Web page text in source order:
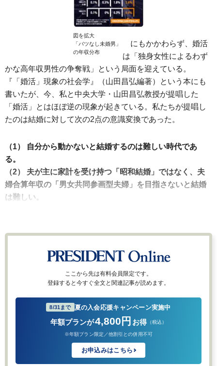
図を拡大
「バツなし未婚男」
の年収分布
にもかかわらず、婚活
は「独身女性によるわず
かな高年収男性の争奪戦」という局面を迎えている。
『「婚活」現象の社会学』（山田昌弘編著）という本にも
書いたが、今、私と中央大学・山田昌弘教授が提唱した
「婚活」とはほぼ逆の現象が起きている。私たちが提唱し
たのは結婚に対して次の2点の意識変換であった。
（1） 自分から動かないと結婚するのは難しい時代であ
る。
（2） 夫が主に家計を受け持つ「昭和結婚」ではなく、夫
婦合算年収の「男女共同参画型夫婦」を目指さないと結婚
は難しい。
ここから先は有料会員限定です。
登録すると今すぐ全文と関連記事が読めます。
8/31まで 夏の入会応援キャンペーン実施中
年額プランが4,800円 お得 （税込）
※年額プラン限定／他割引との併用不可
お申込みはこちら